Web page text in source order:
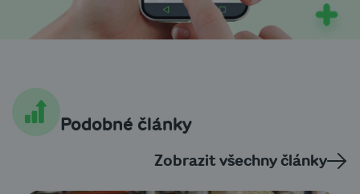
Podobné články
Zobrazit všechny články